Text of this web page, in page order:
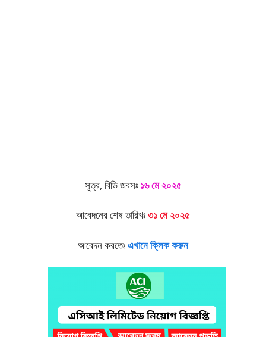
সূত্র, বিডি জবসঃ ১৬ মে ২০২৫
আবেদনের শেষ তারিখঃ৩১ মে ২০২৫
আবেদন করতেঃএখানে ক্লিক করুন